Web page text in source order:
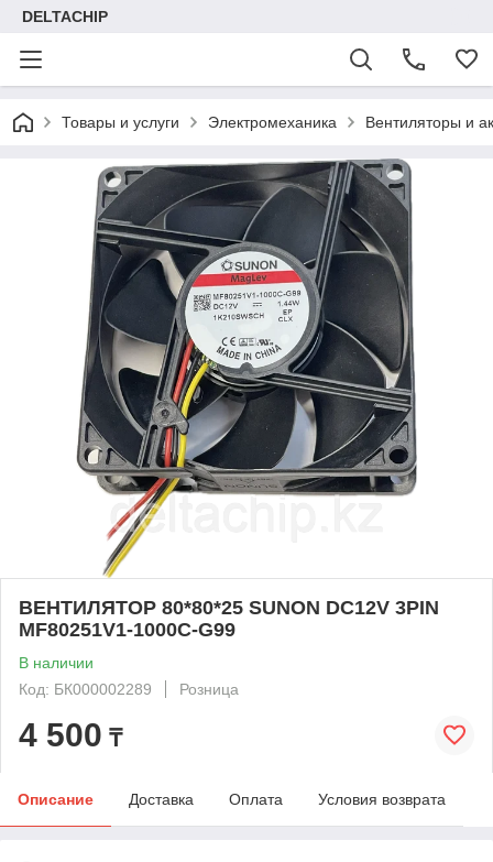
DELTACHIP
Товары и услуги Электромеханика Вентиляторы и
ВЕНТИЛЯТОР 80*80*25 SUNON DC12V 3PIN
MF80251V1-1000C-G99
В наличии
Код: БК000002289
Розница
4 500 ₸
Описание Доставка Оплата Условия возврата